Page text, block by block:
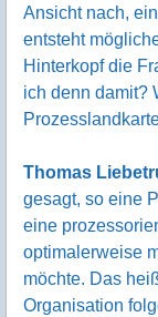
Ansicht nach,
entsteht
Hinterkopf die
ich denn damit?
Thomas
gesagt, so eine
eine
optimalerweise
möchte. Das
Organisation